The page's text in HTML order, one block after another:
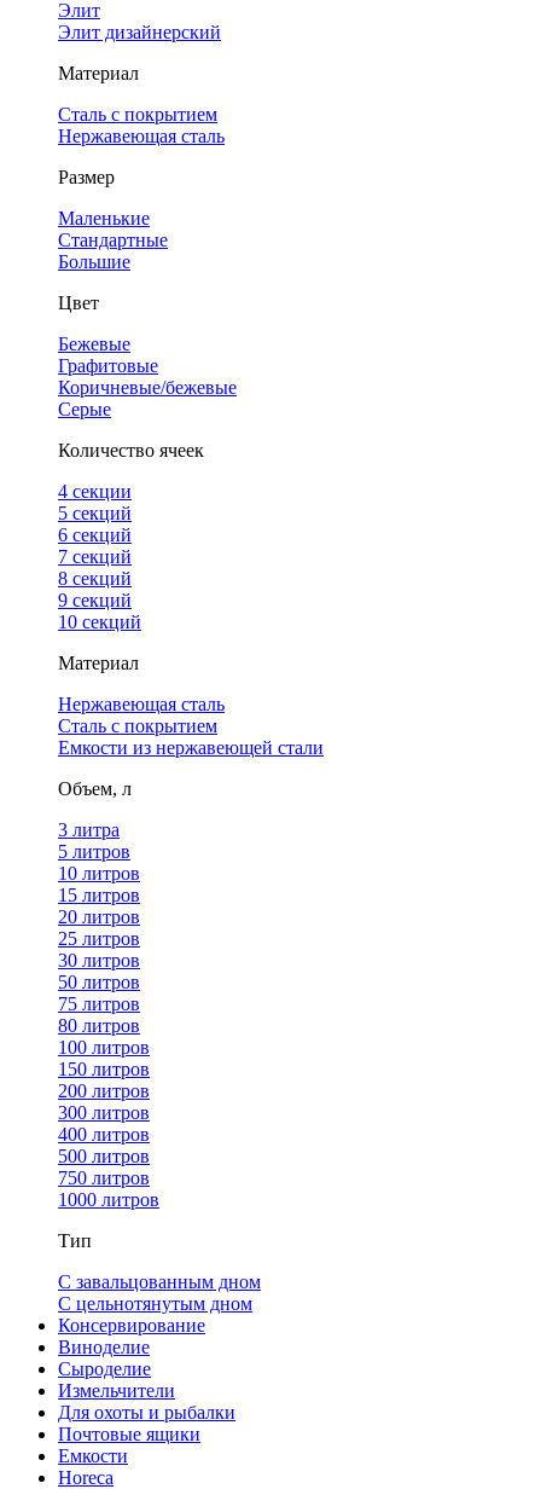
Элит
Элит дизайнерский
Материал
Сталь с покрытием
Нержавеющая сталь
Размер
Маленькие
Стандартные
Большие
Цвет
Бежевые
Графитовые
Коричневые/бежевые
Серые
Количество ячеек
4 cекции
5 секций
6 секций
7 секций
8 секций
9 секций
10 секций
Материал
Нержавеющая сталь
Сталь с покрытием
Емкости из нержавеющей стали
Объем, л
3 литра
5 литров
10 литров
15 литров
20 литров
25 литров
30 литров
50 литров
75 литров
80 литров
100 литров
150 литров
200 литров
300 литров
400 литров
500 литров
750 литров
1000 литров
Тип
С завальцованным дном
С цельнотянутым дном
Консервирование
Виноделие
Сыроделие
Измельчители
Для охоты и рыбалки
Почтовые ящики
Емкости
Horeca